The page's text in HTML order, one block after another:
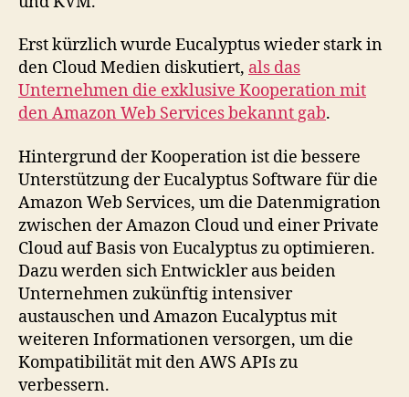
Erst kürzlich wurde Eucalyptus wieder stark in
den Cloud Medien diskutiert, als das
Unternehmen die exklusive Kooperation mit
den Amazon Web Services bekannt gab.
Hintergrund der Kooperation ist die bessere
Unterstützung der Eucalyptus Software für die
Amazon Web Services, um die Datenmigration
zwischen der Amazon Cloud und einer Private
Cloud auf Basis von Eucalyptus zu optimieren.
Dazu werden sich Entwickler aus beiden
Unternehmen zukünftig intensiver
austauschen und Amazon Eucalyptus mit
weiteren Informationen versorgen, um die
Kompatibilität mit den AWS APIs zu
verbessern.